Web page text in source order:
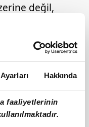
Hakkında
faaliyetlerinin
değil,
eklenmektedir.
kalan
desteği ile